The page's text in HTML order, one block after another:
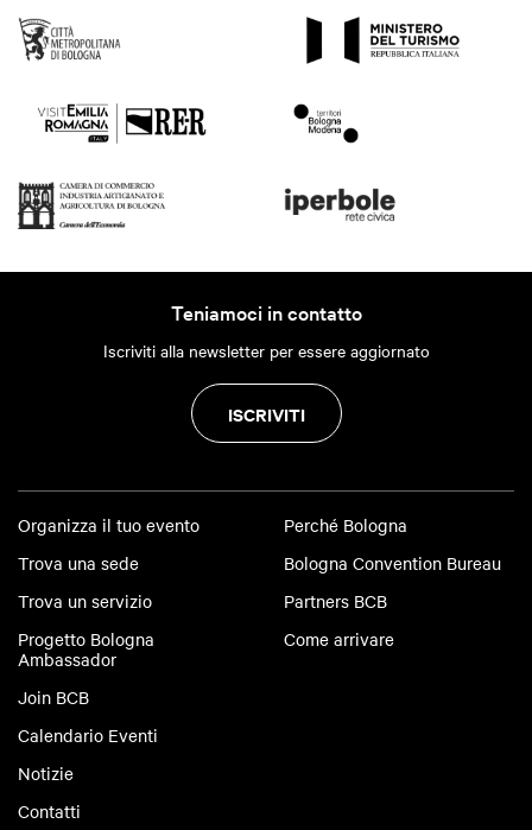
Teniamoci in contatto
Iscriviti alla newsletter per essere aggiornato
ISCRIVITI
Organizza il tuo evento
Trova una sede
Trova un servizio
Progetto Bologna
Ambassador
Join BCB
Calendario Eventi
Notizie
Contatti
Perché Bologna
Bologna Convention Bureau
Partners BCB
Come arrivare